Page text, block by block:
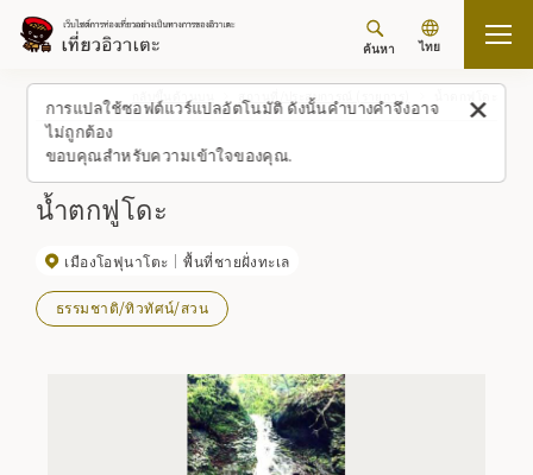
การแปลใช้ซอฟต์แวร์แปลอัตโนมัติ ดังนั้นคำบางคำจึงอาจ
ไม่ถูกต้อง
ขอบคุณสำหรับความเข้าใจของคุณ.
ค้นหา ไทย
กลับขึ้นด้านบน สถานที่/ประสบการณ์ (รายการ)
น้ำตกฟูโดะ
เมืองโอฟุนาโตะ พื้นที่ชายฝั่งทะเล
ธรรมชาติ/ทิวทัศน์/สวน